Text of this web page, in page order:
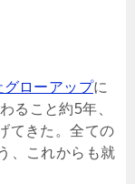
グローアップに
ること約5年、
てきた。全ての
、これからも就